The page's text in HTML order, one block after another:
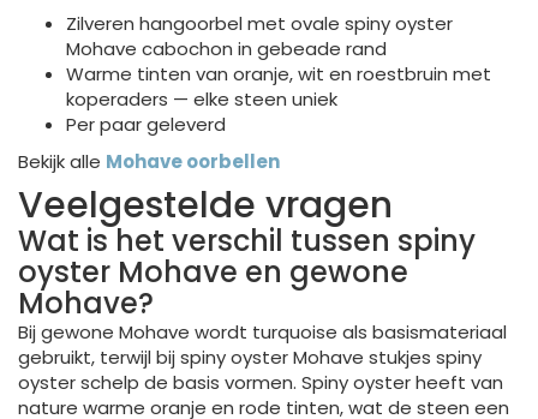
Zilveren hangoorbel met ovale spiny oyster
Mohave cabochon in gebeade rand
Warme tinten van oranje, wit en roestbruin met
koperaders — elke steen uniek
Per paar geleverd
Bekijk alle Mohave oorbellen
Veelgestelde vragen
Wat is het verschil tussen spiny
oyster Mohave en gewone
Mohave?
Bij gewone Mohave wordt turquoise als basismateriaal
gebruikt, terwijl bij spiny oyster Mohave stukjes spiny
oyster schelp de basis vormen. Spiny oyster heeft van
nature warme oranje en rode tinten, wat de steen een